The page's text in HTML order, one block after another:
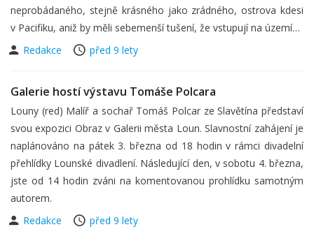
neprobádaného, stejně krásného jako zrádného, ostrova kdesi
v Pacifiku, aniž by měli sebemenší tušení, že vstupují na území…
Redakce
před 9 lety
Galerie hostí výstavu Tomáše Polcara
Louny (red) Malíř a sochař Tomáš Polcar ze Slavětína představí
svou expozici Obraz v Galerii města Loun. Slavnostní zahájení je
naplánováno na pátek 3. března od 18 hodin v rámci divadelní
přehlídky Lounské divadlení. Následující den, v sobotu 4. března,
jste od 14 hodin zváni na komentovanou prohlídku samotným
autorem.
Redakce
před 9 lety